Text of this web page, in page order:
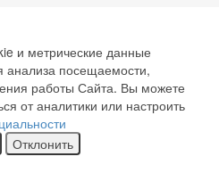
и метрические данные
анализа посещаемости,
работы Сайта. Вы можете
от аналитики или настроить
Отклонить